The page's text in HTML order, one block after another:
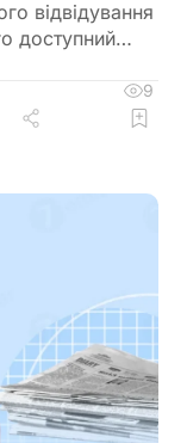
відвідування
доступний
9